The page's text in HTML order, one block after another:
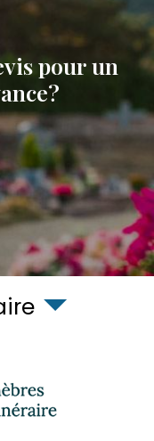
pour un